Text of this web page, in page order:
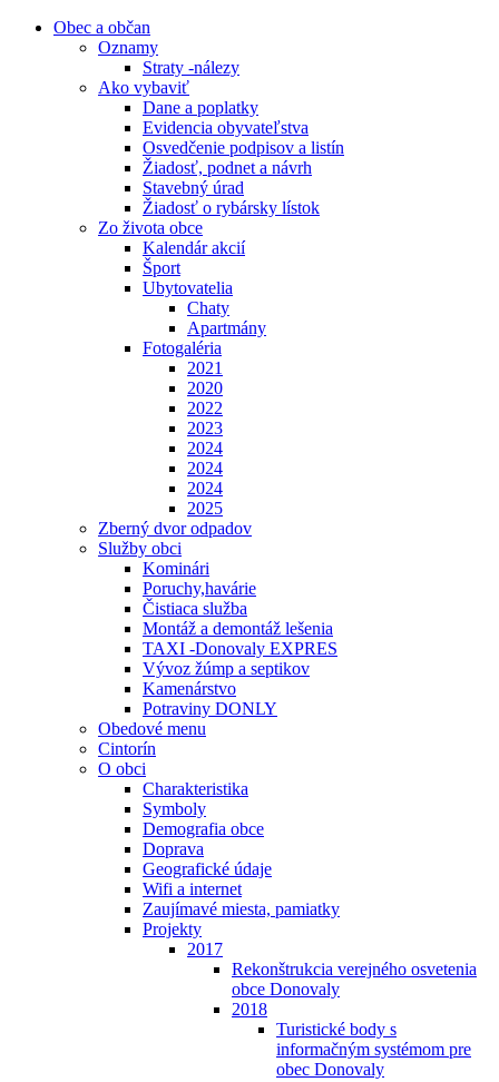
Obec a občan
Oznamy
Straty -nálezy
Ako vybaviť
Dane a poplatky
Evidencia obyvateľstva
Osvedčenie podpisov a listín
Žiadosť, podnet a návrh
Stavebný úrad
Žiadosť o rybársky lístok
Zo života obce
Kalendár akcií
Šport
Ubytovatelia
Chaty
Apartmány
Fotogaléria
2021
2020
2022
2023
2024
2024
2024
2025
Zberný dvor odpadov
Služby obci
Kominári
Poruchy,havárie
Čistiaca služba
Montáž a demontáž lešenia
TAXI -Donovaly EXPRES
Vývoz žúmp a septikov
Kamenárstvo
Potraviny DONLY
Obedové menu
Cintorín
O obci
Charakteristika
Symboly
Demografia obce
Doprava
Geografické údaje
Wifi a internet
Zaujímavé miesta, pamiatky
Projekty
2017
Rekonštrukcia verejného osvetenia
obce Donovaly
2018
Turistické body s
informačným systémom pre
obec Donovaly